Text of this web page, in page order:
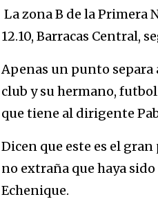
La zona B de la Primera
12.10, Barracas Central,
Apenas un punto separa
club y su hermano,
que tiene al dirigente
Dicen que este es el
no extraña que haya
Echenique.